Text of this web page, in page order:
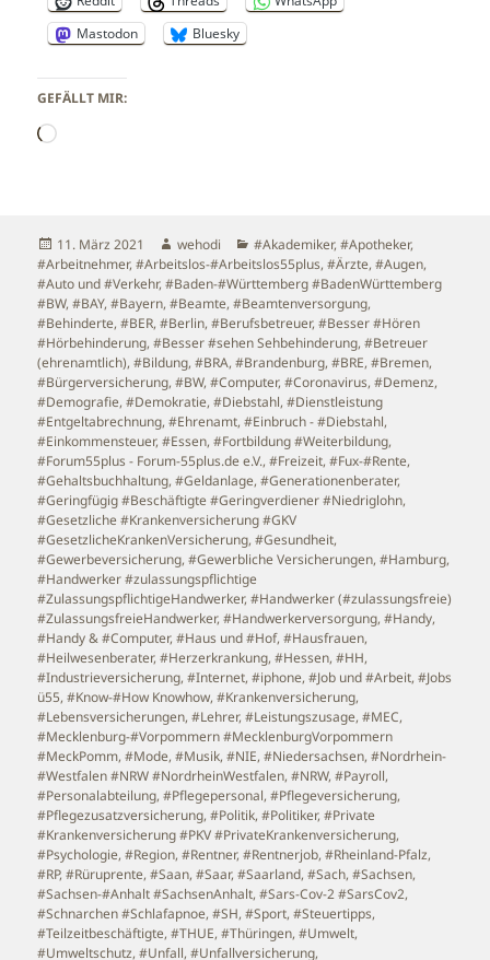
Mastodon
Bluesky
GEFÄLLT MIR:
Wird
Veröffentlicht
am
11. März 2021 Autor
wehodi Kategorien
#Akademiker,#Apotheker,
#Arbeitnehmer,#Arbeitslos-#Arbeitslos55plus,#Ärzte,#Augen,
#Auto und #Verkehr,#Baden-#Württemberg #BadenWürttemberg
#BW,#BAY,#Bayern,#Beamte,#Beamtenversorgung,
#Behinderte,#BER,#Berlin,#Berufsbetreuer,#Besser #Hören
#Hörbehinderung,#Besser #sehen Sehbehinderung,#Betreuer
(ehrenamtlich),#Bildung,#BRA,#Brandenburg,#BRE,#Bremen,
#Bürgerversicherung,#BW,#Computer,#Coronavirus,#Demenz,
#Demografie,#Demokratie,#Diebstahl,#Dienstleistung
#Entgeltabrechnung,#Ehrenamt,#Einbruch - #Diebstahl,
#Einkommensteuer,#Essen,#Fortbildung #Weiterbildung,
#Forum55plus - Forum-55plus.de e.V.,#Freizeit,#Fux-#Rente,
#Gehaltsbuchhaltung,#Geldanlage,#Generationenberater,
#Geringfügig #Beschäftigte #Geringverdiener #Niedriglohn,
#Gesetzliche #Krankenversicherung #GKV
#GesetzlicheKrankenVersicherung,#Gesundheit,
#Gewerbeversicherung,#Gewerbliche Versicherungen,#Hamburg,
#Handwerker #zulassungspflichtige
#ZulassungspflichtigeHandwerker,#Handwerker (#zulassungsfreie)
#ZulassungsfreieHandwerker,#Handwerkerversorgung,#Handy,
#Handy & #Computer,#Haus und #Hof,#Hausfrauen,
#Heilwesenberater,#Herzerkrankung,#Hessen,#HH,
#Industrieversicherung,#Internet,#iphone,#Job und #Arbeit,#Jobs
ü55,#Know-#How Knowhow,#Krankenversicherung,
#Lebensversicherungen,#Lehrer,#Leistungszusage,#MEC,
#Mecklenburg-#Vorpommern #MecklenburgVorpommern
#MeckPomm,#Mode,#Musik,#NIE,#Niedersachsen,#Nordrhein-
#Westfalen #NRW #NordrheinWestfalen,#NRW,#Payroll,
#Personalabteilung,#Pflegepersonal,#Pflegeversicherung,
#Pflegezusatzversicherung,#Politik,#Politiker,#Private
#Krankenversicherung #PKV #PrivateKrankenversicherung,
#Psychologie,#Region,#Rentner,#Rentnerjob,#Rheinland-Pfalz,
#RP,#Rüruprente,#Saan,#Saar,#Saarland,#Sach,#Sachsen,
#Sachsen-#Anhalt #SachsenAnhalt,#Sars-Cov-2 #SarsCov2,
#Schnarchen #Schlafapnoe,#SH,#Sport,#Steuertipps,
#Teilzeitbeschäftigte,#THUE,#Thüringen,#Umwelt,
#Umweltschutz,#Unfall,#Unfallversicherung,